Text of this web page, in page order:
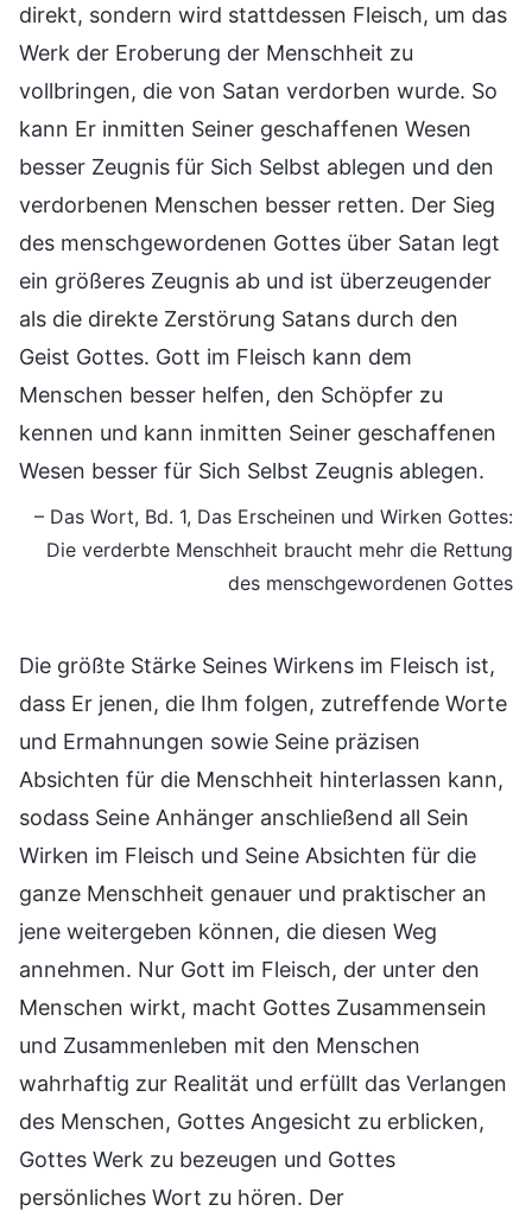
direkt, sondern wird stattdessen Fleisch, um das
Werk der Eroberung der Menschheit zu
vollbringen, die von Satan verdorben wurde. So
kann Er inmitten Seiner geschaffenen Wesen
besser Zeugnis für Sich Selbst ablegen und den
verdorbenen Menschen besser retten. Der Sieg
des menschgewordenen Gottes über Satan legt
ein größeres Zeugnis ab und ist überzeugender
als die direkte Zerstörung Satans durch den
Geist Gottes. Gott im Fleisch kann dem
Menschen besser helfen, den Schöpfer zu
kennen und kann inmitten Seiner geschaffenen
Wesen besser für Sich Selbst Zeugnis ablegen.
– Das Wort, Bd. 1, Das Erscheinen und Wirken Gottes:
Die verderbte Menschheit braucht mehr die Rettung
des menschgewordenen Gottes
Die größte Stärke Seines Wirkens im Fleisch ist,
dass Er jenen, die Ihm folgen, zutreffende Worte
und Ermahnungen sowie Seine präzisen
Absichten für die Menschheit hinterlassen kann,
sodass Seine Anhänger anschließend all Sein
Wirken im Fleisch und Seine Absichten für die
ganze Menschheit genauer und praktischer an
jene weitergeben können, die diesen Weg
annehmen. Nur Gott im Fleisch, der unter den
Menschen wirkt, macht Gottes Zusammensein
und Zusammenleben mit den Menschen
wahrhaftig zur Realität und erfüllt das Verlangen
des Menschen, Gottes Angesicht zu erblicken,
Gottes Werk zu bezeugen und Gottes
persönliches Wort zu hören. Der